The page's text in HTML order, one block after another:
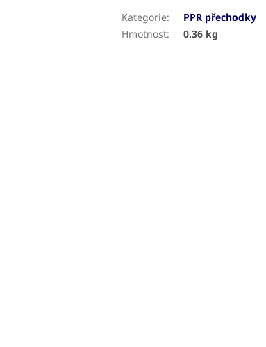
Kategorie:
PPR přechodky
Hmotnost: 0.36 kg